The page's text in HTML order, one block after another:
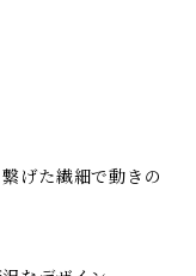
げた繊細で動きの